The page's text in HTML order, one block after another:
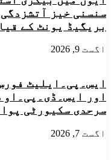
سنسنی خیز
بریگیڈ یونٹ کے
اگست 9, 2026
ایس۔پی۔ایلیٹ
اور
سرحدی سکیورٹی
اگست 7, 2026